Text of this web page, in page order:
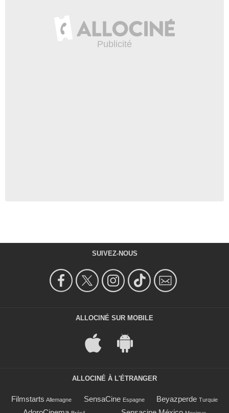
SUIVEZ-NOUS
ALLOCINÉ SUR MOBILE
ALLOCINÉ À L'ÉTRANGER
Filmstarts Allemagne SensaCine Espagne Beyazperde Turquie